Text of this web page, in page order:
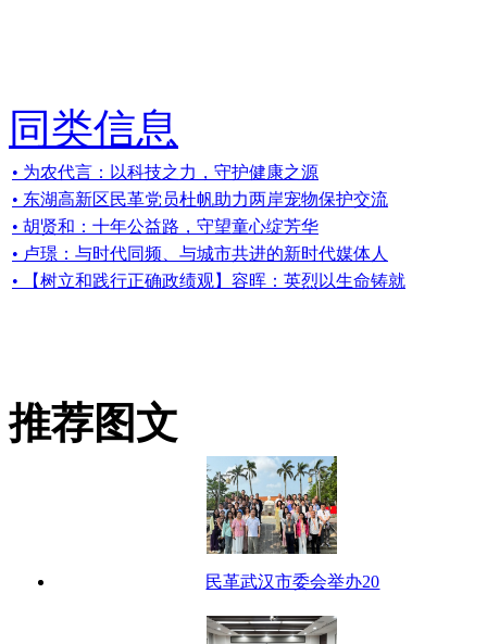
同类信息
• 为农代言：以科技之力，守护健康之源
• 东湖高新区民革党员杜帆助力两岸宠物保护交流
• 胡贤和：十年公益路，守望童心绽芳华
• 卢璟：与时代同频、与城市共进的新时代媒体人
• 【树立和践行正确政绩观】容晖：英烈以生命铸就
推荐图文
民革武汉市委会举办20